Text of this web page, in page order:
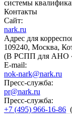
системы
Контакты
Сайт:
nark.ru
Адрес для
109240, Москва,
(В РСПП для АНО
E-mail:
nok-nark@nark.ru
Пресс-служба:
pr@nark.ru
Пресс-служба:
+7 (495) 966-16-86